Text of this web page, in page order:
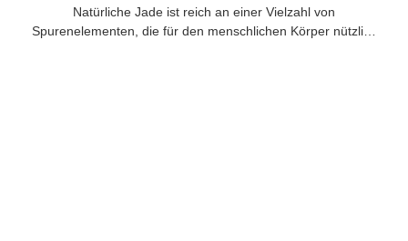
Natürliche Jade ist reich an einer Vielzahl von
Spurenelementen, die für den menschlichen Körper nützlich